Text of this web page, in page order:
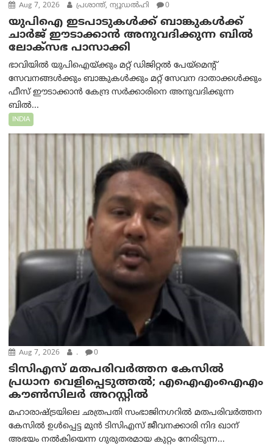
Aug 7, 2026 പ്രശാന്ത്, ന്യൂഡല്‍ഹി 0
യുപിഐ ഇടപാടുകൾക്ക് ബാങ്കുകൾക്ക്
ചാർജ് ഈടാക്കാൻ അനുവദിക്കുന്ന ബിൽ
ലോക്‌സഭ പാസാക്കി
ഭാവിയിൽ യുപിഐയ്ക്കും മറ്റ് ഡിജിറ്റൽ പേയ്‌മെന്റ്
സേവനങ്ങൾക്കും ബാങ്കുകൾക്കും മറ്റ് സേവന ദാതാക്കൾക്കും
ഫീസ് ഈടാക്കാൻ കേന്ദ്ര സർക്കാരിനെ അനുവദിക്കുന്ന
ബിൽ...
INDIA
Aug 7, 2026 . 0
ടിസിഎസ് മതപരിവർത്തന കേസിൽ
പ്രധാന വെളിപ്പെടുത്തൽ; എഐഎംഐഎം
കൗൺസിലർ അറസ്റ്റിൽ
മഹാരാഷ്ട്രയിലെ ഛത്രപതി സംഭാജിനഗറിൽ മതപരിവർത്തന
കേസിൽ ഉൾപ്പെട്ട മുൻ ടിസിഎസ് ജീവനക്കാരി നിദ ഖാന്
അഭയം നൽകിയെന്ന ഗുരുതരമായ കുറ്റം നേരിടുന്ന...